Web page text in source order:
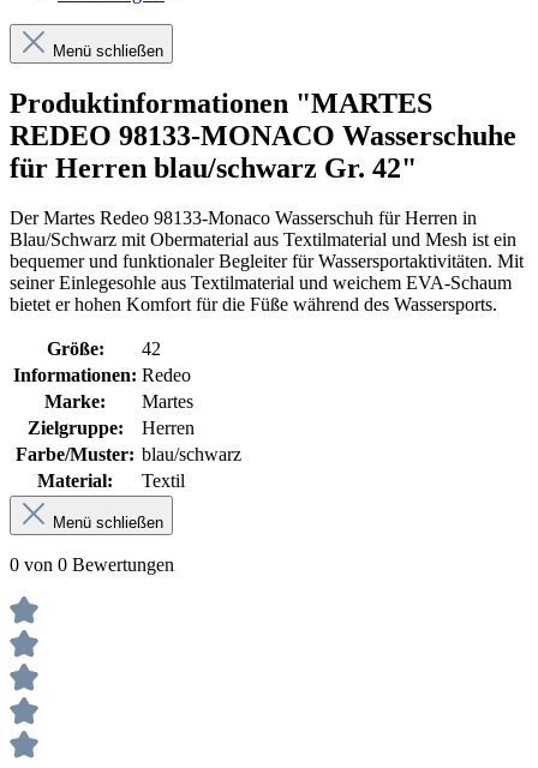
Menü schließen
Produktinformationen "MARTES
REDEO 98133-MONACO Wasserschuhe
für Herren blau/schwarz Gr. 42"
Der Martes Redeo 98133-Monaco Wasserschuh für Herren in
Blau/Schwarz mit Obermaterial aus Textilmaterial und Mesh ist ein
bequemer und funktionaler Begleiter für Wassersportaktivitäten. Mit
seiner Einlegesohle aus Textilmaterial und weichem EVA-Schaum
bietet er hohen Komfort für die Füße während des Wassersports.
Größe:
42
Informationen: Redeo
Marke:
Martes
Zielgruppe:
Herren
Farbe/Muster: blau/schwarz
Material:
Textil
Menü schließen
0 von 0 Bewertungen